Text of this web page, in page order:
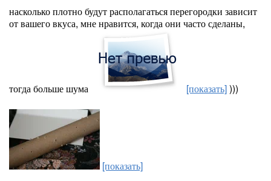
насколько плотно будут располагаться перегородки зависит
от вашего вкуса, мне нравится, когда они часто сделаны,
тогда больше шума [показать])))
[показать]